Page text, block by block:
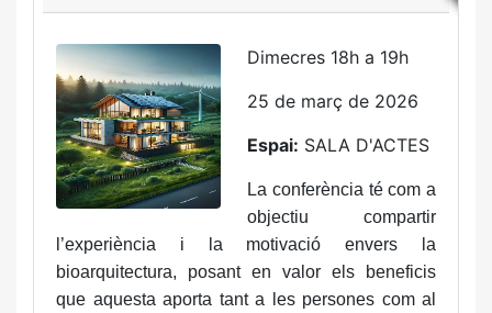
Dimecres 18h a 19h
25 de març de 2026
Espai: SALA D'ACTES
La conferència té com a
objectiu compartir
l’experiència i la motivació envers la
bioarquitectura, posant en valor els beneficis
que aquesta aporta tant a les persones com al